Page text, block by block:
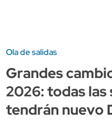
Ola de salidas
Grandes
2026: todas
tendrán nuevo